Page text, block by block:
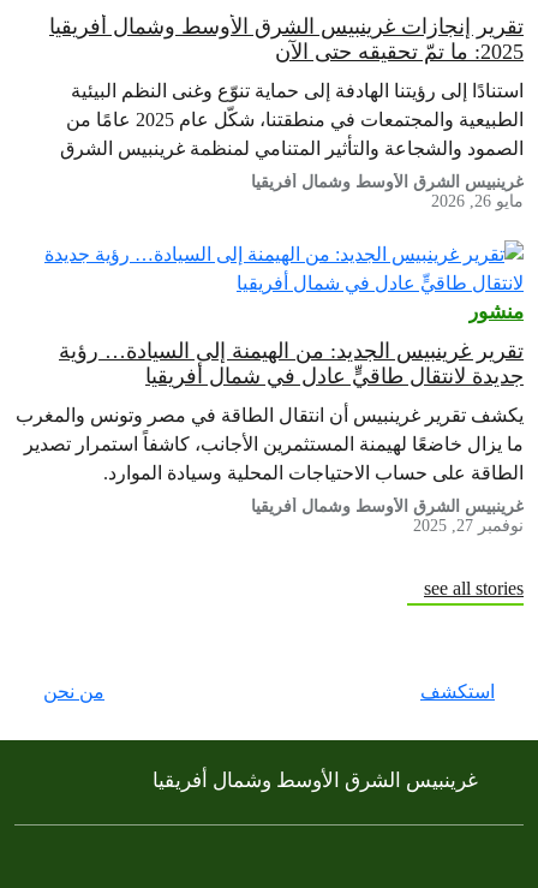
تقرير إنجازات غرينبيس الشرق الأوسط وشمال أفريقيا
2025: ما تمّ تحقيقه حتى الآن
استنادًا إلى رؤيتنا الهادفة إلى حماية تنوّع وغنى النظم البيئية
الطبيعية والمجتمعات في منطقتنا، شكّل عام 2025 عامًا من
الصمود والشجاعة والتأثير المتنامي لمنظمة غرينبيس الشرق
الأوسط وشمال أفريقيا
غرينبيس الشرق الأوسط وشمال أفريقيا
مايو 26, 2026
منشور
تقرير غرينبيس الجديد: من الهيمنة إلى السيادة… رؤية
جديدة لانتقال طاقيٍّ عادل في شمال أفريقيا
يكشف تقرير غرينبيس أن انتقال الطاقة في مصر وتونس والمغرب
ما يزال خاضعًا لهيمنة المستثمرين الأجانب، كاشفاً استمرار تصدير
الطاقة على حساب الاحتياجات المحلية وسيادة الموارد.
غرينبيس الشرق الأوسط وشمال أفريقيا
نوفمبر 27, 2025
see all stories
استكشف من نحن